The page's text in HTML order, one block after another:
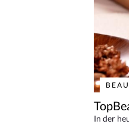
In der